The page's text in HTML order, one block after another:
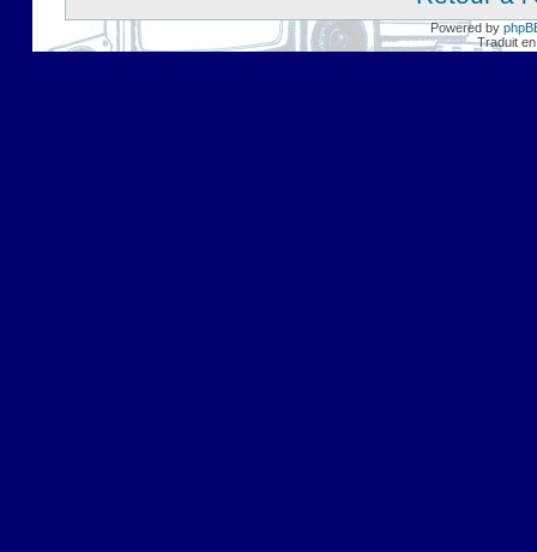
Powered by
Traduit